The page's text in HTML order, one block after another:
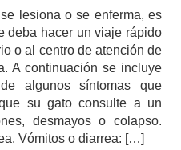
lesiona o se enferma, es
deba hacer un viaje rápido
o al centro de atención de
A continuación se incluye
algunos síntomas que
su gato consulte a un
desmayos o colapso.
Vómitos o diarrea: […]